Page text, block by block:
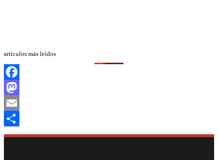
artículos más leídos
Facebook
Mastodon
Email
Compartir